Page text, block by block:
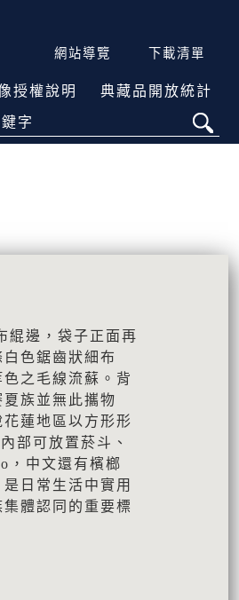
網站導覽 下載清單
授權說明 典藏品開放統計
字
緄邊，袋子正面再
色鋸齒狀細布
之毛線流蘇。背
族並無此攜物
蓮地區以方形形
部可放置菸斗、
，中文還有檳榔
日常生活中實用
體認同的重要標